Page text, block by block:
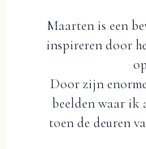
Maarten is een
inspireren door
Door zijn
beelden waar ik
toen de deuren